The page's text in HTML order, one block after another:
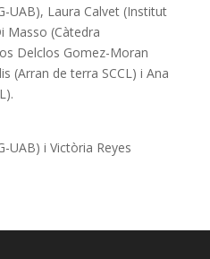
UAB), Laura Calvet (Institut
Masso (Càtedra
Delclos Gomez-Moran
(Arran de terra SCCL) i Ana
UAB) i Victòria Reyes